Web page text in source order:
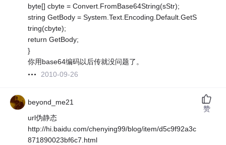
byte[] cbyte = Convert.FromBase64String(sStr);
string GetBody = System.Text.Encoding.Default.GetS
tring(cbyte);
return GetBody;
}
你用base64编码以后传就没问题了。
2010-09-26
beyond_me21
url伪静态
http://hi.baidu.com/chenying99/blog/item/d5c9f92a3c
871890023bf6c7.html
赞